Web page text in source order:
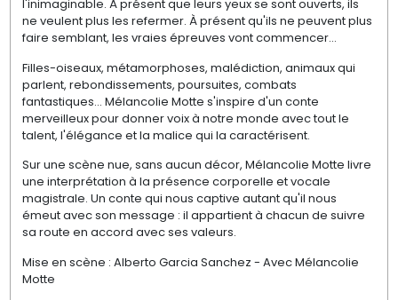
l'inimaginable. À présent que leurs yeux se sont ouverts, ils
ne veulent plus les refermer. À présent qu'ils ne peuvent plus
faire semblant, les vraies épreuves vont commencer...
Filles-oiseaux, métamorphoses, malédiction, animaux qui
parlent, rebondissements, poursuites, combats
fantastiques... Mélancolie Motte s'inspire d'un conte
merveilleux pour donner voix à notre monde avec tout le
talent, l'élégance et la malice qui la caractérisent.
Sur une scène nue, sans aucun décor, Mélancolie Motte livre
une interprétation à la présence corporelle et vocale
magistrale. Un conte qui nous captive autant qu'il nous
émeut avec son message : il appartient à chacun de suivre
sa route en accord avec ses valeurs.
Mise en scène : Alberto Garcia Sanchez - Avec Mélancolie
Motte